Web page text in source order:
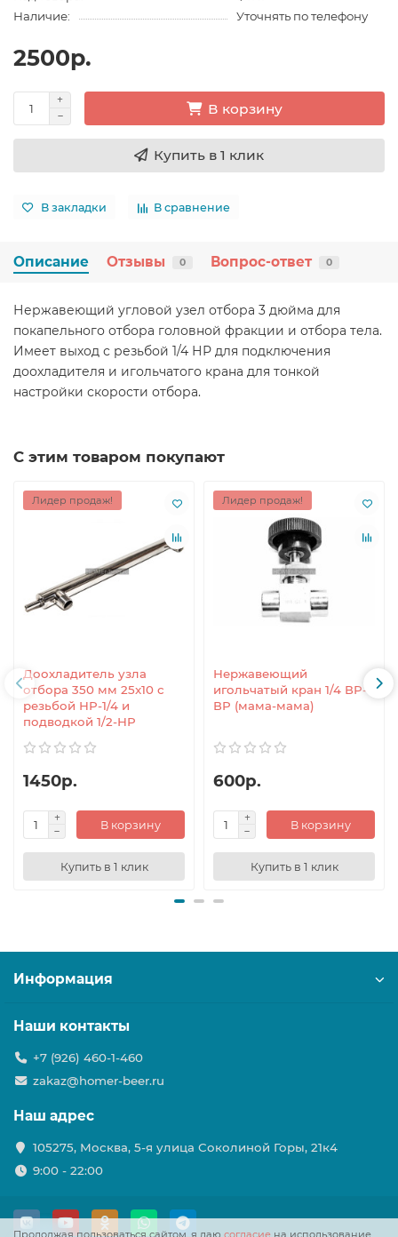
Наличие:
Уточнять по телефону
2500р.
В корзину
Купить в 1 клик
В закладки В сравнение
Описание Отзывы 0 Вопрос-ответ 0
Нержавеющий угловой узел отбора 3 дюйма для
покапельного отбора головной фракции и отбора тела.
Имеет выход с резьбой 1/4 НР для подключения
доохладителя и игольчатого крана для тонкой
настройки скорости отбора.
С этим товаром покупают
Лидер продаж!
Доохладитель узла
отбора 350 мм 25x10 с
резьбой НР-1/4 и
подводкой 1/2-НР
1450р.
В корзину
Купить в 1 клик
Лидер продаж!
Нержавеющий
игольчатый кран 1/4 ВР-
ВР (мама-мама)
600р.
В корзину
Купить в 1 клик
Продолжая пользоваться сайтом, я даю согласие на использование
Информация
Наши контакты
+7 (926) 460-1-460
zakaz@homer-beer.ru
Наш адрес
105275, Москва, 5-я улица Соколиной Горы, 21к4
9:00 - 22:00